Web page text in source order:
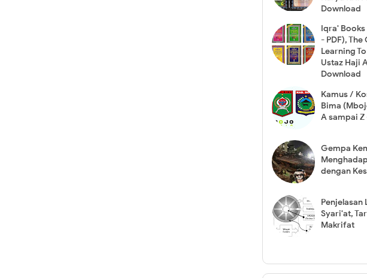
Download
Iqra' Books
- PDF),
Learning
Ustaz Haji
Download
Kamus /
Bima
A sampai Z
Gempa
dengan
Penjelasan
Syari'at,
Makrifat